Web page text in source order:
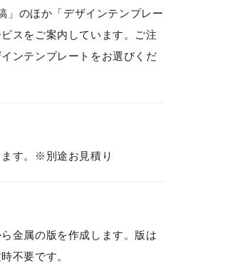
」のほか「デザインテンプレー
スをご案内しています。ご注
ンテンプレートをお選びくだ
す。※別途お見積り
金属の版を作成します。版は
不要です。